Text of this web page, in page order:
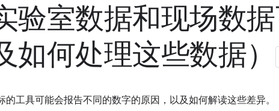
验室数据和现场数
如何处理这些数据）
的工具可能会报告不同的数字的原因，以及如何解读这些差异。